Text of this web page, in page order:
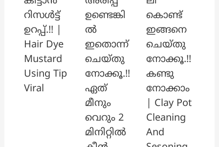
റിസൾട്ട്
ഉറപ്പ്.!! |
Hair Dye
Mustard
Using Tip
Viral
ഉണ്ടെങ്കി
ൽ
ഇതൊന്ന്
ചെയ്തു
നോക്കൂ.!!
ഏത്
മീനും
വെറും 2
മിനിറ്റിൽ
കൊണ്ട്
ഇങ്ങനെ
ചെയ്തു
നോക്കൂ.!!
കണ്ടു
നോക്കാം
| Clay Pot
Cleaning
And